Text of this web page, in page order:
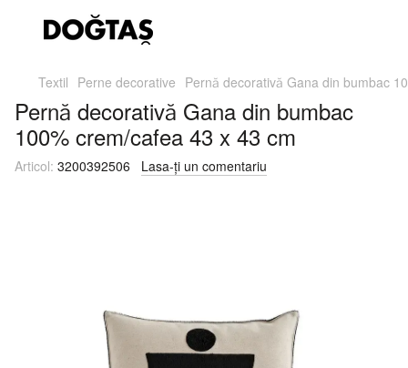
Textil Perne decorative Pernă decorativă Gana din bumbac
Pernă decorativă Gana din bumbac
100% crem/cafea 43 x 43 cm
Articol: 3200392506 Lasa-ți un comentariu